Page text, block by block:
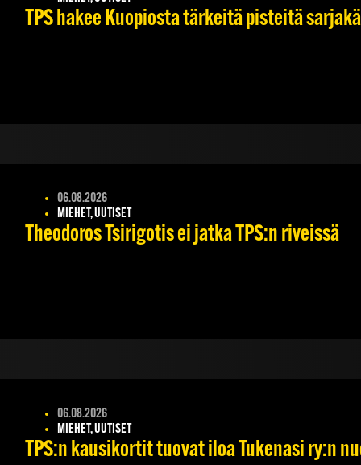
TPS hakee Kuopiosta tärkeitä pisteitä
06.08.2026
MIEHET, UUTISET
Theodoros Tsirigotis ei jatka TPS:n riveissä
06.08.2026
MIEHET, UUTISET
TPS:n kausikortit tuovat iloa Tukenasi ry:n